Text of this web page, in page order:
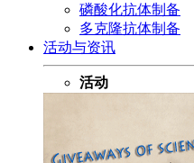
磷酸化抗体制备
多克隆抗体制备
活动与资讯
活动